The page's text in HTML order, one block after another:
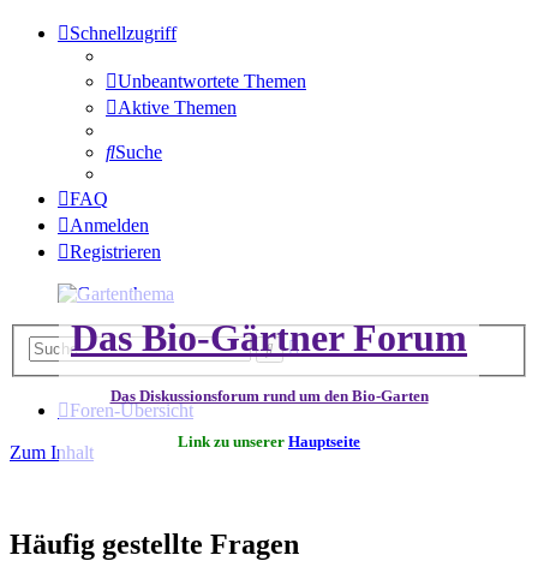
Schnellzugriff
Unbeantwortete Themen
Aktive Themen
Suche
FAQ
Anmelden
Registrieren
Das Bio-Gärtner Forum
Das Diskussionsforum rund um den Bio-Garten
Link zu unserer Hauptseite
SucheErweiterte
Foren-Übersicht
Zum Inhalt
Häufig gestellte Fragen